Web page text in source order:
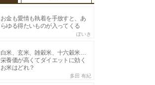
お金も愛情も執着を手放すと、あ
らゆる得たいものが入ってくる
ぽいき
白米、玄米、雑穀米、十六穀米…
栄養価が高くてダイエットに効く
お米はどれ？
多田 有紀